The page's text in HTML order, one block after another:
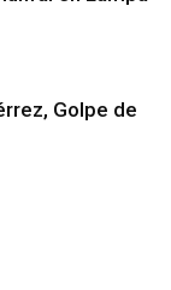
Golpe de